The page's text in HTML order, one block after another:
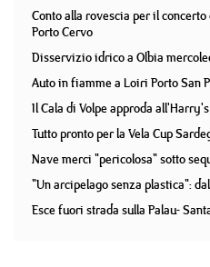
Conto alla rovescia per il
Porto Cervo
Disservizio idrico a Olbia
Auto in fiamme a Loiri Porto San
Il Cala di Volpe approda
Tutto pronto per la Vela Cup
Nave merci "pericolosa" sotto
"Un arcipelago senza plastica":
Esce fuori strada sulla Palau-